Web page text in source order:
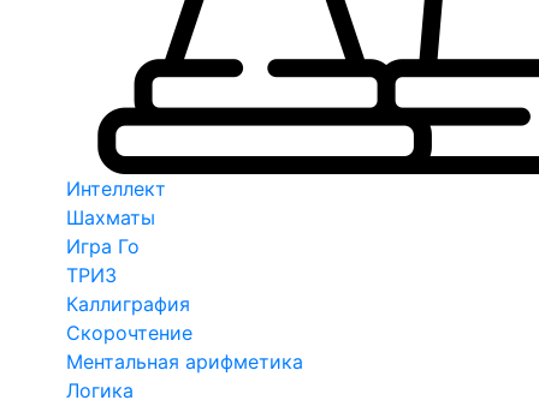
Интеллект
Шахматы
Игра Го
ТРИЗ
Каллиграфия
Скорочтение
Ментальная арифметика
Логика